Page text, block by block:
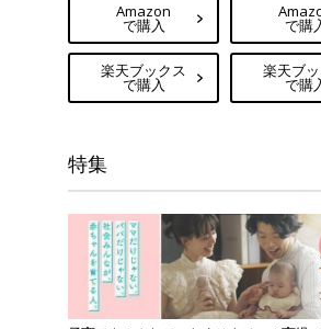
Amazon
で購入
楽天ブックス
で購入
で購
楽天ブ
で購
特集